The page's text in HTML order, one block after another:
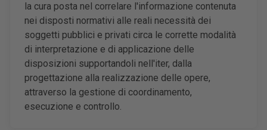
la cura posta nel correlare l'informazione contenuta
nei disposti normativi alle reali necessità dei
soggetti pubblici e privati circa le corrette modalità
di interpretazione e di applicazione delle
disposizioni supportandoli nell'iter, dalla
progettazione alla realizzazione delle opere,
attraverso la gestione di coordinamento,
esecuzione e controllo.